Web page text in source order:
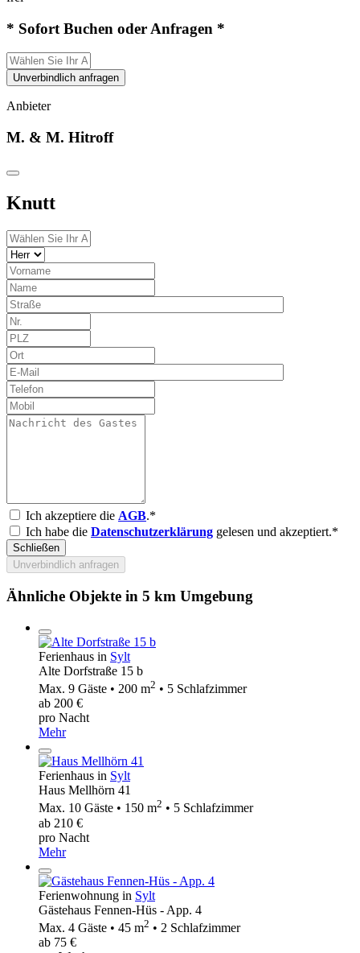
* Sofort Buchen oder Anfragen *
Unverbindlich anfragen
Anbieter
M. & M. Hitroff
Knutt
Ich akzeptiere die AGB.*
Ich habe die Datenschutzerklärung gelesen und akzeptiert.*
Schließen
Unverbindlich anfragen
Ähnliche Objekte in 5 km Umgebung
Ferienhaus in Sylt
Alte Dorfstraße 15 b
Max. 9 Gäste • 200 m2 • 5 Schlafzimmer
ab 200 €
pro Nacht
Mehr
Ferienhaus in Sylt
Haus Mellhörn 41
Max. 10 Gäste • 150 m2 • 5 Schlafzimmer
ab 210 €
pro Nacht
Mehr
Ferienwohnung in Sylt
Gästehaus Fennen-Hüs - App. 4
Max. 4 Gäste • 45 m2 • 2 Schlafzimmer
ab 75 €